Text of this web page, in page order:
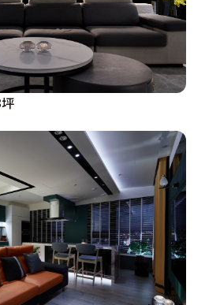
上提供更好的機會，無論是在實
展與多元化，甚至是房子的保值
略如下：
加日後轉手價值與機會
有原來的格局之外，進而創造
多餘」變成「活用」。
餘」的空間可以隨時併入相鄰
聯繫，相互支援，形成複合式空
特殊的使用目的與功能，分述如